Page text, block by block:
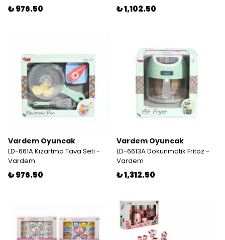
₺ 976.50 ₺ 1,102.50
Vardem Oyuncak
LD-661A Kızartma Tava Seti -
Vardem
₺ 976.50
Vardem Oyuncak
LD-6613A Dokunmatik Fritöz -
Vardem
₺ 1,312.50